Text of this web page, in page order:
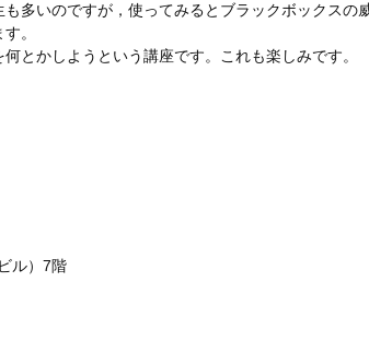
多いのですが，使ってみるとブラックボックスの
。
とかしようという講座です。これも楽しみです。
ル）7階